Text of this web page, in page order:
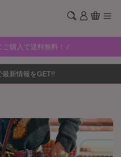
ご購入で送料無料！ /
最新情報をGET!!